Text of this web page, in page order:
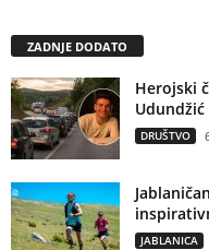
ZADNJE DODATO
Herojski
DRUŠTVO
JABLANICA